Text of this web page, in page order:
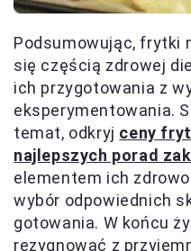
Podsumowując, frytki
się częścią zdrowej
ich przygotowania z
eksperymentowania.
temat, odkryj ceny
najlepszych porad
elementem ich
wybór odpowiednich
gotowania. W końcu
rezygnować z